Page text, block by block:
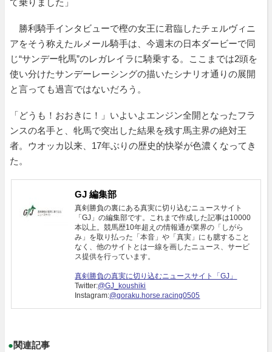
て乗りました」
勝利騎手インタビューで樫の女王に君臨したチェルヴィニ
アをそう称えたルメール騎手は、今週末の日本ダービーで同
じ“サンデー牝馬”のレガレイラに騎乗する。ここまでは2頭を
使い分けたサンデーレーシングの描いたシナリオ通りの展開
と言っても過言ではないだろう。
「どうも！おおきに！」いよいよエンジン全開となったフラ
ンスの名手と、牝馬で突出した結果を残す馬主界の絶対王
者。ウオッカ以来、17年ぶりの歴史的快挙が色濃くなってき
た。
GJ 編集部
真剣勝負の裏にある真実に切り込むニュースサイト
「GJ」の編集部です。これまで作成した記事は10000
本以上。競馬歴10年超えの情報通が業界の「しがら
み」を取り払った「本音」や「真実」にも臆すること
なく、他のサイトとは一線を画したニュース、サービ
ス提供を行っています。
真剣勝負の真実に切り込むニュースサイト「GJ」
Twitter:@GJ_koushiki
Instagram:@goraku.horse.racing0505
●関連記事